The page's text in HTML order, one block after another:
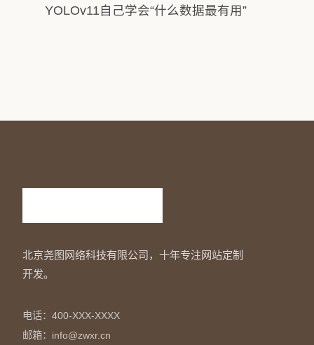
YOLOv11自己学会“什么数据最有用”
北京尧图网络科技有限公司，十年专注网站定制
开发。
电话：400-XXX-XXXX
邮箱：info@zwxr.cn